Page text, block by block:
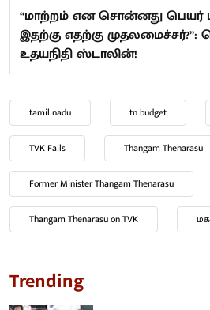
“மாற்றம் என சொன்னது பெயர்
இதற்கு எதற்கு முதலமைச்சர்?”:
உதயநிதி ஸ்டாலின்!
tamil nadu tn budget
TVK Fails Thangam Thenarasu
Former Minister Thangam Thenarasu
Thangam Thenarasu on TVK
Trending